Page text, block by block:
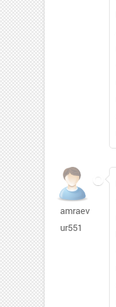
amraeva-
ur551